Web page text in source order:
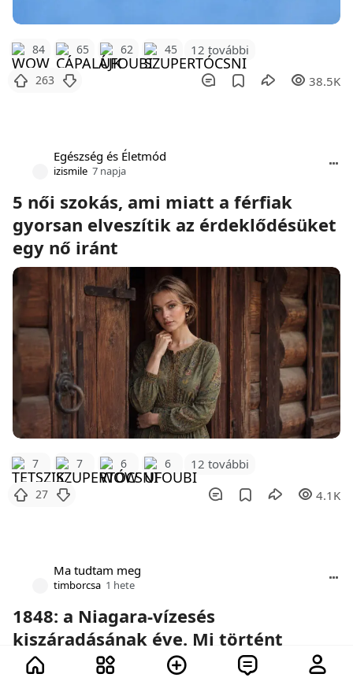
84 65 62 45 12 további
263 38.5K
Egészség és Életmód
izismile 7 napja
5 női szokás, ami miatt a férfiak
gyorsan elveszítik az érdeklődésüket
egy nő iránt
7 7 6 6 12 további
27 4.1K
Ma tudtam meg
timborcsa 1 hete
1848: a Niagara-vízesés
kiszáradásának éve. Mi történt
ebben a 30 órában